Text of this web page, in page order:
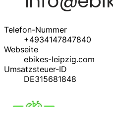
Telefon-Nummer
+4934147847840
Webseite
ebikes-leipzig.com
Umsatzsteuer-ID
DE315681848